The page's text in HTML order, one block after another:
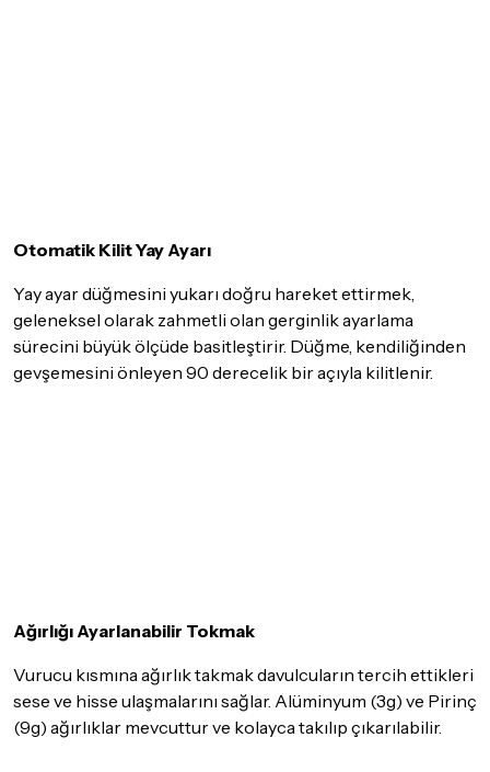
Otomatik Kilit Yay Ayarı
Yay ayar düğmesini yukarı doğru hareket ettirmek,
geleneksel olarak zahmetli olan gerginlik ayarlama
sürecini büyük ölçüde basitleştirir. Düğme, kendiliğinden
gevşemesini önleyen 90 derecelik bir açıyla kilitlenir.
Ağırlığı Ayarlanabilir Tokmak
Vurucu kısmına ağırlık takmak davulcuların tercih ettikleri
sese ve hisse ulaşmalarını sağlar. Alüminyum (3g) ve Pirinç
(9g) ağırlıklar mevcuttur ve kolayca takılıp çıkarılabilir.